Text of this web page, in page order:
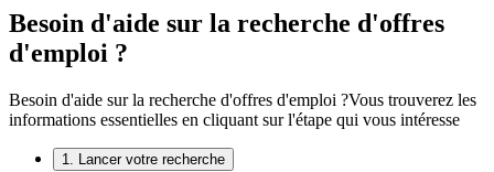
Besoin d'aide sur la recherche d'offres
d'emploi ?
Besoin d'aide sur la recherche d'offres d'emploi ?Vous trouverez les
informations essentielles en cliquant sur l'étape qui vous intéresse
1. Lancer votre recherche